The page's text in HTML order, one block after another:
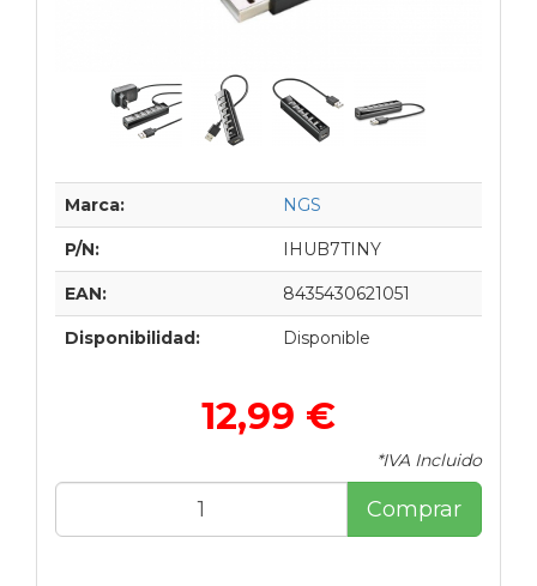
Marca: NGS
P/N: IHUB7TINY
EAN: 8435430621051
Disponibilidad: Disponible
12,99 €
*IVA Incluido
Comprar